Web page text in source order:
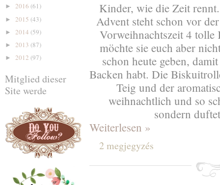
► 2016 (61)
► 2015 (43)
► 2014 (59)
► 2013 (87)
► 2012 (97)
Mitglied dieser
Site werde
Kinder, wie die Zeit
Advent steht schon vor
Vorweihnachtszeit 4
möchte sie euch aber
schon heute geben,
Backen habt. Die
Teig und der
weihnachtlich und so
sondern
Weiterlesen »
2 megjegyzés